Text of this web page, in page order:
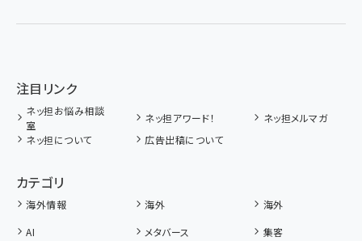
注目リンク
ネッ担お悩み相談
室
ネッ担アワード！
ネッ担メルマガ
ネッ担について
広告出稿について
カテゴリ
海外情報 海外
海外
AI
メタバース
集客